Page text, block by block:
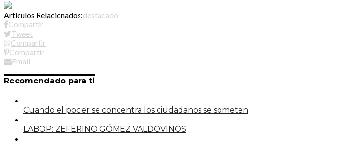
Artículos Relacionados:destacado
Compartir
Tweet
Compartir
Compartir
Email
Recomendado para ti
Cuando el poder se concentra los ciudadanos se someten
LABOP: ZEFERINO GÓMEZ VALDOVINOS